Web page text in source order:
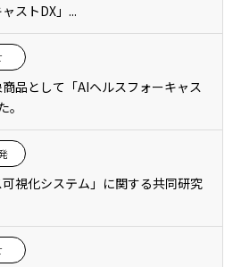
ストDX」...
品として「AIヘルスフォーキャス
視化システム」に関する共同研究